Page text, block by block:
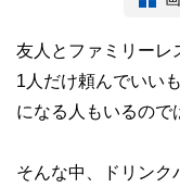
友人とファミリーレ
1人だけ頼んでいい
になる人もいるので
そんな中、ドリンク